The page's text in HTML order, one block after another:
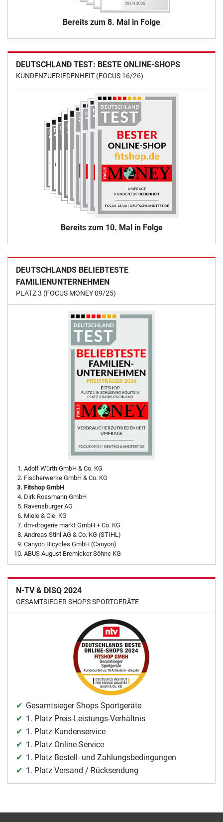
Bereits zum 8. Mal in Folge
DEUTSCHLAND TEST: BESTE ONLINE-SHOPS
KUNDENZUFRIEDENHEIT (FOCUS 16/26)
Bereits zum 10. Mal in Folge
DEUTSCHLANDS BELIEBTESTE
FAMILIENUNTERNEHMEN
PLATZ 3 (FOCUS MONEY 09/25)
Adolf Würth GmbH & Co. KG
Fischerwerke GmbH & Co. KG
Fitshop GmbH
Dirk Rossmann GmbH
Ravensburger AG
Miele & Cie. KG
dm-drogerie markt GmbH + Co. KG
Andreas Stihl AG & Co. KG (STIHL)
Canyon Bicycles GmbH (Canyon)
ABUS August Bremicker Söhne KG
N-TV & DISQ 2024
GESAMTSIEGER SHOPS SPORTGERÄTE
Gesamtsieger Shops Sportgeräte
1. Platz Preis-Leistungs-Verhältnis
1. Platz Kundenservice
1. Platz Online-Service
1. Platz Bestell- und Zahlungsbedingungen
1. Platz Versand / Rücksendung